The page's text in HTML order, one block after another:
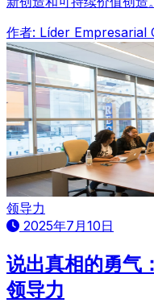
作者: Líder Empresarial
领导力
2025年7月10日
说出真相的勇气
领导力